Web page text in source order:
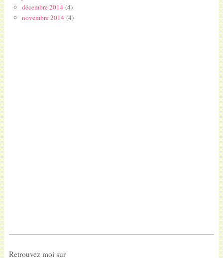
décembre 2014(4)
novembre 2014(4)
Retrouvez moi sur